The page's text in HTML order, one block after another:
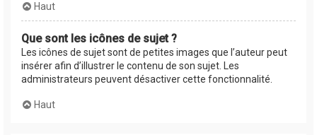
Haut
Que sont les icônes de sujet ?
Les icônes de sujet sont de petites images que l’auteur peut
insérer afin d’illustrer le contenu de son sujet. Les
administrateurs peuvent désactiver cette fonctionnalité.
Haut